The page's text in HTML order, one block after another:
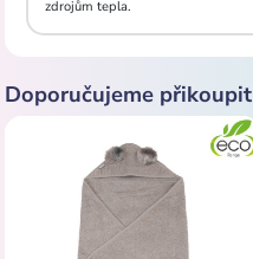
zdrojům tepla.
Doporučujeme přikoupit